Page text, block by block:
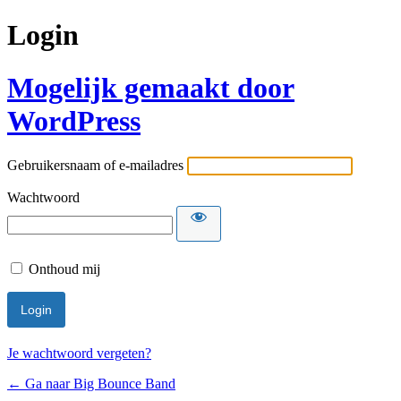
Login
Mogelijk gemaakt door
WordPress
Gebruikersnaam of e-mailadres
Wachtwoord
Onthoud mij
Je wachtwoord vergeten?
← Ga naar Big Bounce Band